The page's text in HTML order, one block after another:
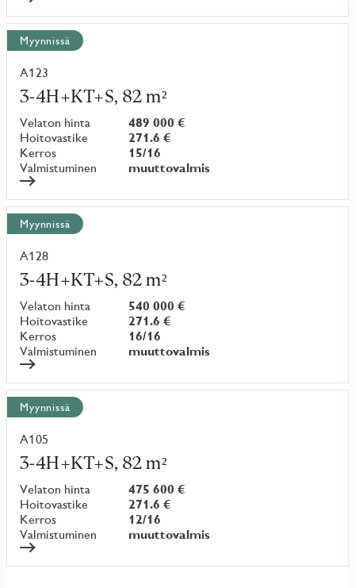
Myynnissä
A123
3-4H+KT+S, 82 m²
Velaton hinta
489 000 €
Hoitovastike
271.6 €
Kerros
15/16
Valmistuminen
muuttovalmis
Lue
lisää
kohteesta
Myynnissä
A128
3-4H+KT+S, 82 m²
Velaton hinta
540 000 €
Hoitovastike
271.6 €
Kerros
16/16
Valmistuminen
muuttovalmis
Lue
lisää
kohteesta
Myynnissä
A105
3-4H+KT+S, 82 m²
Velaton hinta
475 600 €
Hoitovastike
271.6 €
Kerros
12/16
Valmistuminen
muuttovalmis
Lue
lisää
kohteesta